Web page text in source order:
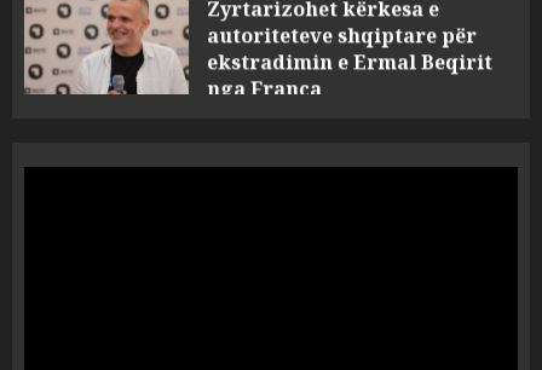
4
ekstradimin e Ermal Beqirit
nga Franca
AUGUST 6, 2026
A do të ketë rrezik për Tokën?